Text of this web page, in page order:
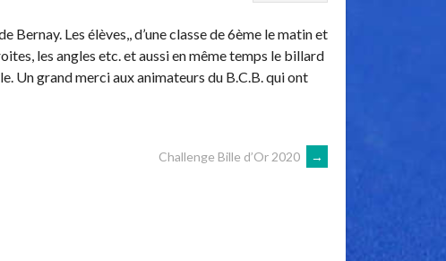
Les élèves,, d’une classe de 6ème le matin et
les angles etc. et aussi en même temps le billard
Un grand merci aux animateurs du B.C.B. qui ont
Challenge Bille d’Or 2020 →